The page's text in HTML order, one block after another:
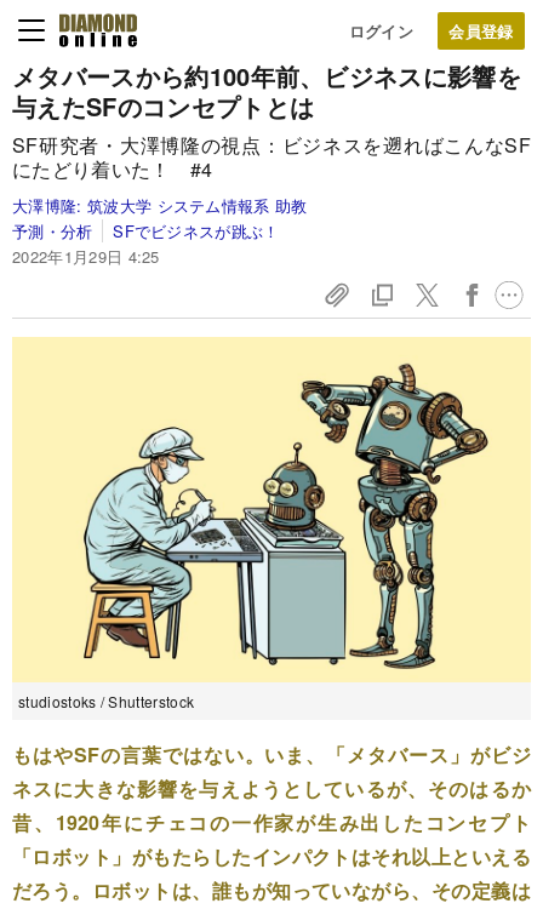
ログイン
メタバースから約100年前、ビジネスに影響を
与えたSFのコンセプトとは
SF研究者・大澤博隆の視点：ビジネスを遡ればこんなSF
にたどり着いた！ #4
大澤博隆: 筑波大学 システム情報系 助教
予測・分析
SFでビジネスが跳ぶ！
2022年1月29日 4:25
studiostoks / Shutterstock
もはやSFの言葉ではない。いま、「メタバース」がビジ
ネスに大きな影響を与えようとしているが、そのはるか
昔、1920年にチェコの一作家が生み出したコンセプト
「ロボット」がもたらしたインパクトはそれ以上といえる
だろう。ロボットは、誰もが知っていながら、その定義は